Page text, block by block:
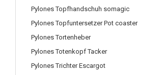
Pylones Topfhandschuh somagic
Pylones Topfuntersetzer Pot coaster
Pylones Tortenheber
Pylones Totenkopf Tacker
Pylones Trichter Escargot